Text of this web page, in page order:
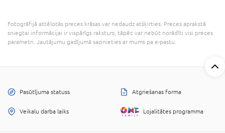
Fotogrāfijā attēlotās preces krāsas var nedaudz atšķirties. Preces aprakstā
sniegtai informācijai ir vispārīgs raksturs, tāpēc var nebūt norādīti visi preces
parametri. Jautājumu gadījumā sazinieties ar mums pa e-pastu.
Pasūtījuma statuss Atgriešanas forma
Veikalu darba laiks Lojalitātes programma